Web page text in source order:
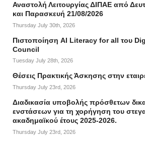
Αναστολή Λειτουργίας ΔΙΠΑΕ από
και Παρασκευή 21/08/2026
Thursday July 30th, 2026
Πιστοποίηση AI Literacy for all του
Council
Tuesday July 28th, 2026
Θέσεις Πρακτικής Άσκησης στην
Thursday July 23rd, 2026
Διαδικασία υποβολής πρόσθετων
ενστάσεων για τη χορήγηση του
ακαδημαϊκού έτους 2025-2026.
Thursday July 23rd, 2026